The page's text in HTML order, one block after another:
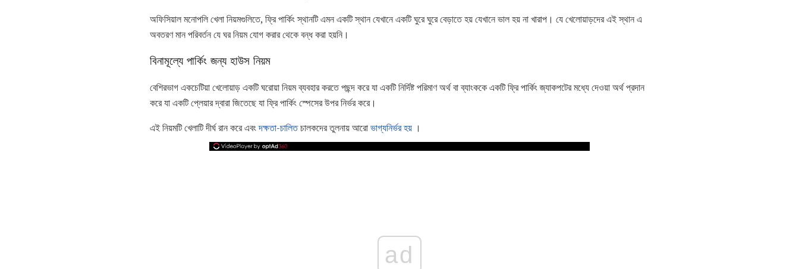
অফিসিয়াল মনোপলি খেলা নিয়মগুলিতে, ফ্রি পার্কিং স্থানটি এমন একটি স্থান যেখানে একটি ঘুরে ঘুরে বেড়াতে হয় যেখানে ভাল হয় না খারাপ। যে খেলোয়াড়দের এই স্থান এ
অবতরণ মান পরিবর্তন যে ঘর নিয়ম যোগ করার থেকে বন্ধ করা হয়নি।
বিনামূল্যে পার্কিং জন্য হাউস নিয়ম
বেশিরভাগ একচেটিয়া খেলোয়াড় একটি ঘরোয়া নিয়ম ব্যবহার করতে পছন্দ করে যা একটি নির্দিষ্ট পরিমাণ অর্থ বা ব্যাংককে একটি ফ্রি পার্কিং জ্যাকপটের মধ্যে দেওয়া অর্থ প্রদান
করে যা একটি প্লেয়ার দ্বারা জিতেছে যা ফ্রি পার্কিং স্পেসের উপর নির্ভর করে।
এই নিয়মটি খেলাটি দীর্ঘ রান করে এবংদক্ষতা-চালিতচালকদের তুলনায় আরো ভাগ্যনির্ভর হয় ।
ad